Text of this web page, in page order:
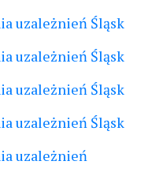
uzależnień Śląsk
uzależnień Śląsk
uzależnień Śląsk
uzależnień Śląsk
uzależnień